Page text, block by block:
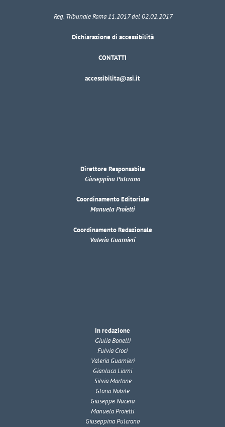
Reg. Tribunale Roma 11.2017 del 02.02.2017
Dichiarazione di accessibilità
CONTATTI
accessibilita@asi.it
Direttore Responsabile
Giuseppina Pulcrano
Coordinamento Editoriale
Manuela Proietti
Coordinamento Redazionale
Valeria Guarnieri
In redazione
Giulia Bonelli
Fulvia Croci
Valeria Guarnieri
Gianluca Liorni
Silvia Martone
Gloria Nobile
Giuseppe Nucera
Manuela Proietti
Giuseppina Pulcrano